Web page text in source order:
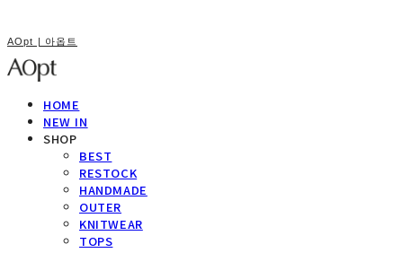
AOpt | 아옵트
HOME
NEW IN
SHOP
BEST
RESTOCK
HANDMADE
OUTER
KNITWEAR
TOPS